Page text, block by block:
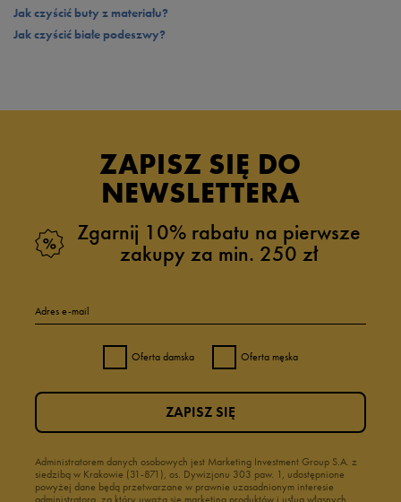
Jak czyścić buty z materiału?
Jak czyścić białe podeszwy?
ZAPISZ SIĘ DO
NEWSLETTERA
Zgarnij 10% rabatu na pierwsze
zakupy za min. 250 zł
Adres e-mail
Oferta damska Oferta męska
Administratorem danych osobowych jest Marketing Investment Group S.A. z
siedzibą w Krakowie (31-871), os. Dywizjonu 303 paw. 1, udostępnione
powyżej dane będą przetwarzane w prawnie uzasadnionym interesie
ZAPISZ SIĘ